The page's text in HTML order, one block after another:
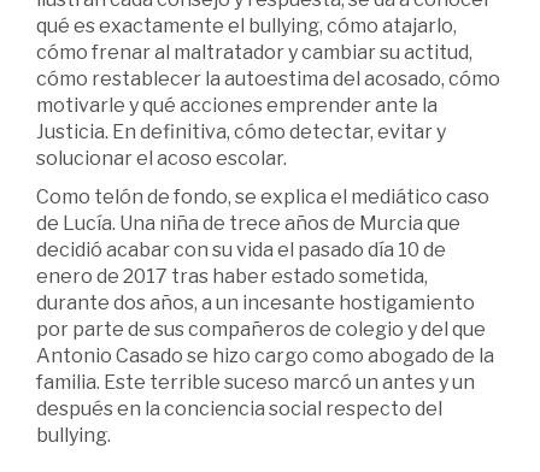
qué es exactamente el bullying, cómo atajarlo,
cómo frenar al maltratador y cambiar su actitud,
cómo restablecer la autoestima del acosado, cómo
motivarle y qué acciones emprender ante la
Justicia. En definitiva, cómo detectar, evitar y
solucionar el acoso escolar.
Como telón de fondo, se explica el mediático caso
de Lucía. Una niña de trece años de Murcia que
decidió acabar con su vida el pasado día 10 de
enero de 2017 tras haber estado sometida,
durante dos años, a un incesante hostigamiento
por parte de sus compañeros de colegio y del que
Antonio Casado se hizo cargo como abogado de la
familia. Este terrible suceso marcó un antes y un
después en la conciencia social respecto del
bullying.